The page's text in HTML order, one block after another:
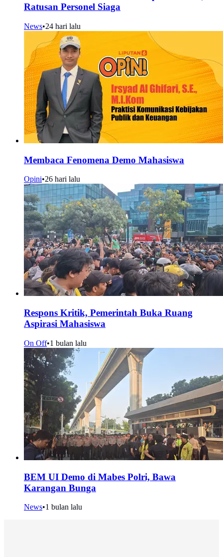
Ratusan Personel Siaga
News•24 hari lalu
Membaca Fenomena Demo Mahasiswa
Opini•26 hari lalu
Respons Kritik, Pemerintah Buka Ruang
Aspirasi Mahasiswa
On Off•1 bulan lalu
BEM UI Demo di Mabes Polri, Bawa
Karangan Bunga
News•1 bulan lalu